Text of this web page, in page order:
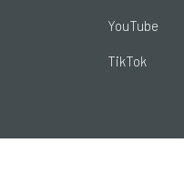
YouTube
TikTok